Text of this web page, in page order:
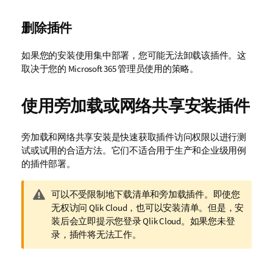
删除插件
如果您的安装使用集中部署，您可能无法卸载该插件。这
取决于您的 Microsoft 365管理员使用的策略。
使用旁加载或网络共享安装插件
旁加载和网络共享安装是快速获取插件访问权限以进行测
试或试用的合适方法。它们不适合用于生产和企业级用例
的插件部署。
警
告
注
释
可以不受限制地下载清单和旁加载插件。即使您
无权访问 Qlik Cloud ，也可以安装清单。但是，安
装后会立即提示您登录Qlik Cloud。如果您未登
录，插件将无法工作。